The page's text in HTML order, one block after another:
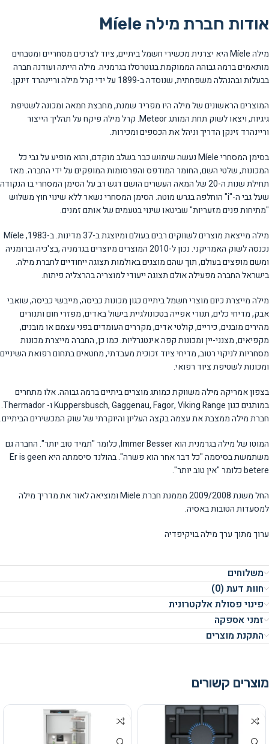
אודות חברת מילה Míele
מילה Míele היא יצרנית מכשירי חשמל ביתיים, ציוד לצרכים מסחריים ומטבחים
מותאמים ברמה גבוהה הממוקמת בגוטרסלו בגרמניה. מילה הייתה ועודנה חברה
בבעלות ובהנהלה משפחתית, שנוסדה ב-1899 על ידי קרל מילה וריינהרד זינקן.
המוצרים הראשונים של מילה היו מפריד שמנת, מחבצת חמאה ומכונה לשטיפת
גיגיות, ויצאו לשוק תחת המותג Meteor. קרל מילה פיקח על תהליך הייצור
וריינהרד זינקן הדריך וניהל את הכספים ומכירות.
בסימן המסחרי Míele נעשה שימוש כבר בשלב מוקדם, והוא מופיע על גבי כל
המכונות, שלטי השם, החומר המודפס והפרסומות המופקים על ידי החברה. מאז
תחילת שנות ה-20 של המאה העשרים הושם דגש רב על הסימן המסחרי בו הנקודה
שעל גבי ה-"i" הוחלפה בגרש מוטה. הסימן המסחרי נשאר ללא שינוי חוץ משלוש
"מתיחות פנים מזעריות" שביטאו שינוי בטעמים של אותם זמנים.
מילה מייצאת מוצרים לשווקים רבים בעולם ומיוצגת ב-37 מדינות. ב-1983, Míele
נכנסה לשוק האמריקני. נכון ל-2010 המוצרים מיוצרים בגרמניה ,בצ'כיה וברומניה
ומשם מופצים בעולם, תוך שהם מוצגים באולמות תצוגה ייחודיים לחברת מילה.
בישראל החברה מפעילה אולם תצוגה ייעודי למוצריה בהרצליה פיתוח.
מילה מייצרת כיום מוצרי חשמל ביתיים כגון מכונות כביסה, מייבשי כביסה, שואבי
אבק, מדיחי כלים, תנורי אפייה בטכונולגיית בישול באדים, מפזרי חום ותנורים
מהירים מובנים, כיריים, קולטי אדים, מקררים העומדים בפני עצמם או מובנים,
מקפיאים, מצנני-יין ומכונות קפה אינטגרליות. כמו כן, החברה מייצרת מכונות
מסחריות לניקוי רטוב, מדיחי ציוד זכוכית מעבדתי, מחטאים בתחום רפואת השיניים
ומכונות לשטיפת ציוד רפואי.
בצפון אמריקה מילה משווקת כמותג מוצרים ביתיים ברמה גבוהה. אלו מתחרים
במותגים כגון Kuppersbusch, Gaggenau, Fagor, Viking Range ו- Thermador.
חברת מילה ממצבת את עצמה בקצה העליון והיוקרתי של שוק המכשירים הביתיים.
המוטו של מילה בגרמנית הוא Immer Besser, כלומר "תמיד טוב יותר". החברה גם
משתמשת בסיסמה "כל דבר אחר הוא פשרה". בהולנד סיסמתה היא Er is geen
betere כלומר "אין טוב יותר".
החל משנת 2009/2008 מממנת חברת Miele ומוציאה לאור את מדריך מילה
למסעדות הטובות באסיה.
ערוך מתוך ערך מילה בויקיפדיה
משלוחים
חוות דעת (0)
פינוי פסולת אלקטרונית
זמני אספקה
התקנת מוצרים
מוצרים קשורים